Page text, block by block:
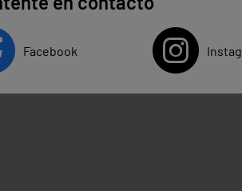
Facebook